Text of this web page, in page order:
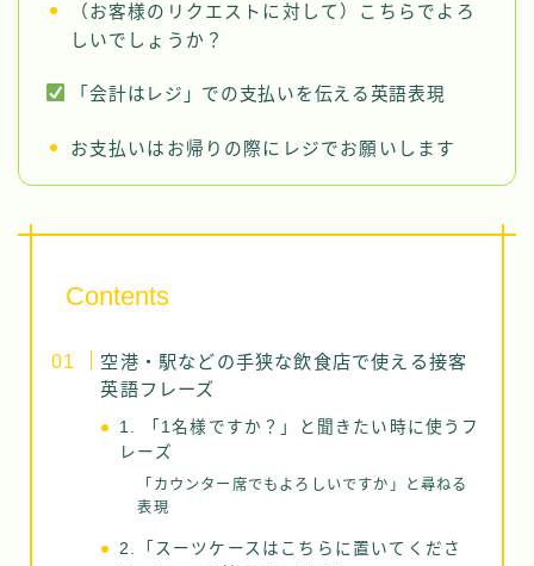
（お客様のリクエストに対して）こちらでよろ
しいでしょうか？
「会計はレジ」での支払いを伝える英語表現
お支払いはお帰りの際にレジでお願いします
Contents
空港・駅などの手狭な飲食店で使える接客
英語フレーズ
1. 「1名様ですか？」と聞きたい時に使うフ
レーズ
「カウンター席でもよろしいですか」と尋ねる
表現
2.「スーツケースはこちらに置いてくださ